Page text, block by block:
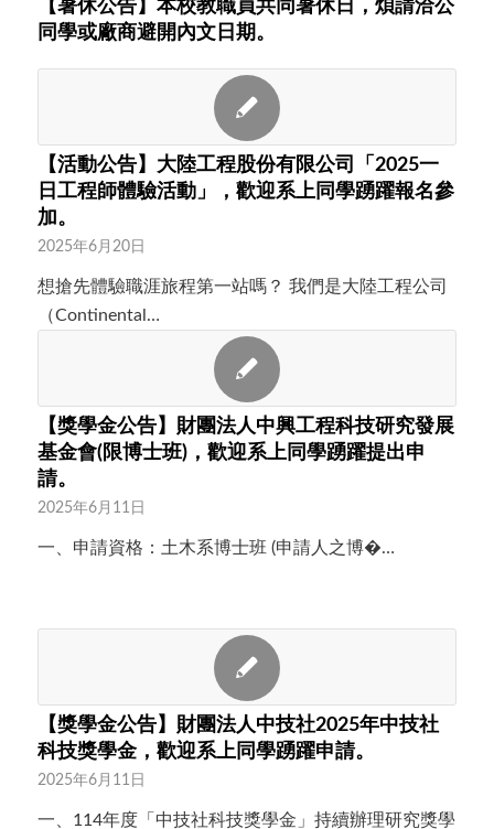
【暑休公告】本校教職員共同暑休日，煩請洽公
同學或廠商避開內文日期。
【活動公告】大陸工程股份有限公司「2025一
日工程師體驗活動」，歡迎系上同學踴躍報名參
加。
2025年6月20日
想搶先體驗職涯旅程第一站嗎？ 我們是大陸工程公司
（Continental…
【獎學金公告】財團法人中興工程科技研究發展
基金會(限博士班)，歡迎系上同學踴躍提出申
請。
2025年6月11日
一、申請資格：土木系博士班 (申請人之博�…
【獎學金公告】財團法人中技社2025年中技社
科技獎學金，歡迎系上同學踴躍申請。
2025年6月11日
一、114年度「中技社科技獎學金」持續辦理研究獎學